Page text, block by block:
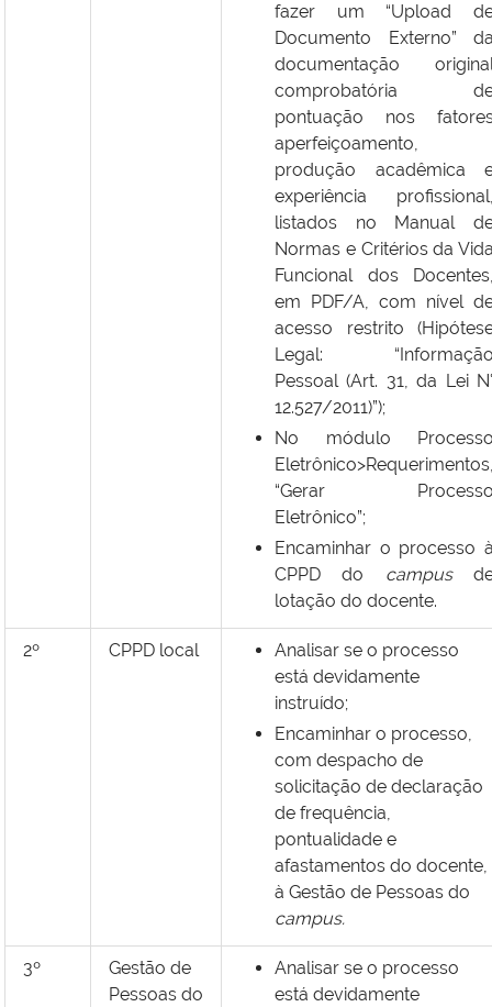
fazer um “Upload
Documento Externo”
documentação
comprobatória
pontuação nos
aperfeiçoamento,
produção acadêmica
experiência
listados no Manual
Normas e Critérios da
Funcional dos
em PDF/A, com nível
acesso restrito
Legal:
Pessoal (Art. 31, da Lei
12.527/2011)”);
No módulo
“Gerar
Eletrônico”;
Encaminhar o processo
CPPD do campus
lotação do docente.
2º CPPD local
Analisar se o processo
está devidamente
instruído;
Encaminhar o processo,
com despacho de
solicitação de declaração
de frequência,
pontualidade e
afastamentos do docente,
à Gestão de Pessoas do
campus.
3º
Gestão de
Pessoas do
Analisar se o processo
está devidamente